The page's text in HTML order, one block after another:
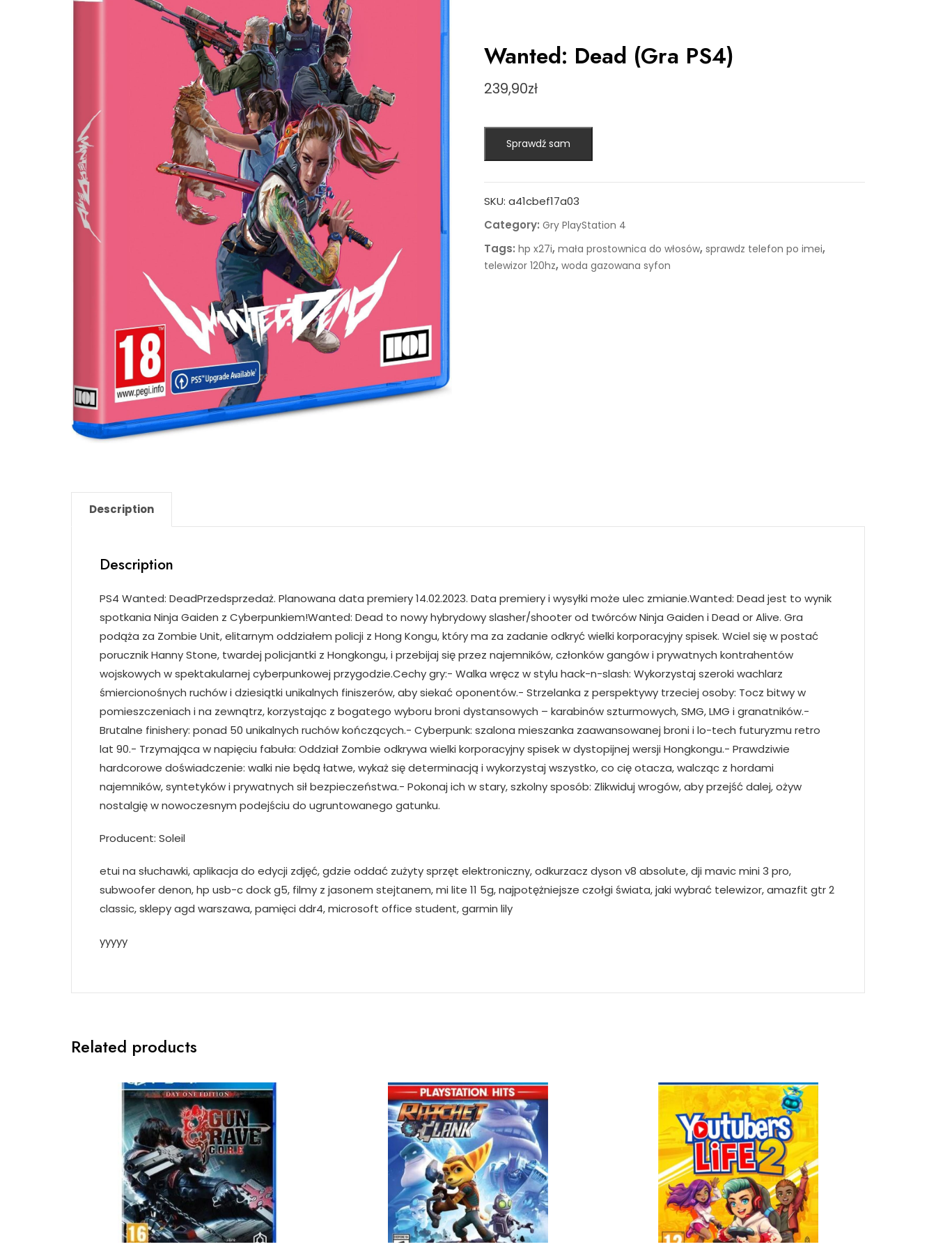
Wanted: Dead (Gra PS4)
239,90zł
Sprawdź sam
SKU: a41cbef17a03
Category: Gry PlayStation 4
Tags: hp x27i, mała prostownica do włosów, sprawdz telefon po imei,
telewizor 120hz, woda gazowana syfon
Description
Description
PS4 Wanted: DeadPrzedsprzedaż. Planowana data premiery 14.02.2023. Data premiery i wysyłki może ulec zmianie.Wanted: Dead jest to wynik
spotkania Ninja Gaiden z Cyberpunkiem!Wanted: Dead to nowy hybrydowy slasher/shooter od twórców Ninja Gaiden i Dead or Alive. Gra
podąża za Zombie Unit, elitarnym oddziałem policji z Hong Kongu, który ma za zadanie odkryć wielki korporacyjny spisek. Wciel się w postać
porucznik Hanny Stone, twardej policjantki z Hongkongu, i przebijaj się przez najemników, członków gangów i prywatnych kontrahentów
wojskowych w spektakularnej cyberpunkowej przygodzie.Cechy gry:- Walka wręcz w stylu hack-n-slash: Wykorzystaj szeroki wachlarz
śmiercionośnych ruchów i dziesiątki unikalnych finiszerów, aby siekać oponentów.- Strzelanka z perspektywy trzeciej osoby: Tocz bitwy w
pomieszczeniach i na zewnątrz, korzystając z bogatego wyboru broni dystansowych – karabinów szturmowych, SMG, LMG i granatników.-
Brutalne finishery: ponad 50 unikalnych ruchów kończących.- Cyberpunk: szalona mieszanka zaawansowanej broni i lo-tech futuryzmu retro
lat 90.- Trzymająca w napięciu fabuła: Oddział Zombie odkrywa wielki korporacyjny spisek w dystopijnej wersji Hongkongu.- Prawdziwie
hardcorowe doświadczenie: walki nie będą łatwe, wykaż się determinacją i wykorzystaj wszystko, co cię otacza, walcząc z hordami
najemników, syntetyków i prywatnych sił bezpieczeństwa.- Pokonaj ich w stary, szkolny sposób: Zlikwiduj wrogów, aby przejść dalej, ożyw
nostalgię w nowoczesnym podejściu do ugruntowanego gatunku.
Producent: Soleil
etui na słuchawki, aplikacja do edycji zdjęć, gdzie oddać zużyty sprzęt elektroniczny, odkurzacz dyson v8 absolute, dji mavic mini 3 pro,
subwoofer denon, hp usb-c dock g5, filmy z jasonem stejtanem, mi lite 11 5g, najpotężniejsze czołgi świata, jaki wybrać telewizor, amazfit gtr 2
classic, sklepy agd warszawa, pamięci ddr4, microsoft office student, garmin lily
yyyyy
Related products